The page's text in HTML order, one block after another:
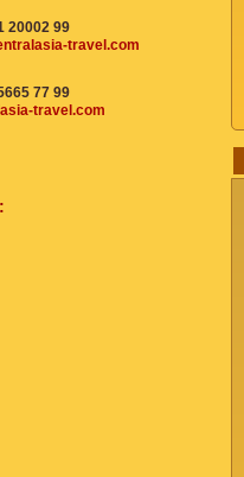
20002 99
travel.com
77 99
travel.com